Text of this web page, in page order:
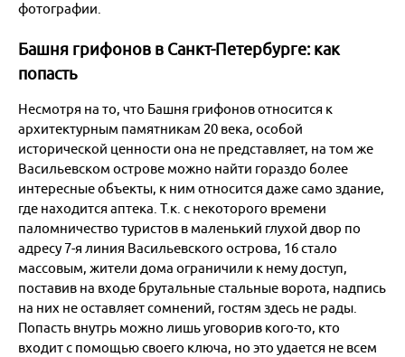
фотографии.
Башня грифонов в Санкт-Петербурге: как
попасть
Несмотря на то, что Башня грифонов относится к
архитектурным памятникам 20 века, особой
исторической ценности она не представляет, на том же
Васильевском острове можно найти гораздо более
интересные объекты, к ним относится даже само здание,
где находится аптека. Т.к. с некоторого времени
паломничество туристов в маленький глухой двор по
адресу 7-я линия Васильевского острова, 16 стало
массовым, жители дома ограничили к нему доступ,
поставив на входе брутальные стальные ворота, надпись
на них не оставляет сомнений, гостям здесь не рады.
Попасть внутрь можно лишь уговорив кого-то, кто
входит с помощью своего ключа, но это удается не всем